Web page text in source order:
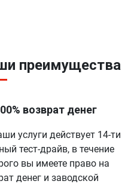
преимущества
возврат денег
услуги действует 14-ти
тест-драйв, в течение
вы имеете право на
денег и заводской